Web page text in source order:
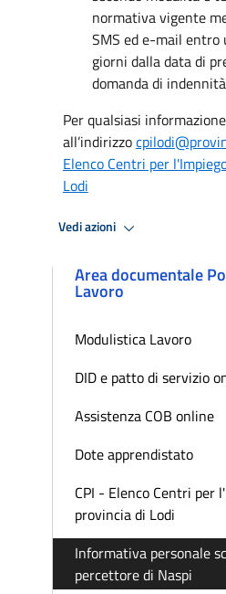
normativa vigente
SMS ed e-mail
giorni dalla data di
domanda di
Per qualsiasi
all’indirizzo
Elenco Centri per
Lodi
Vedi azioni
Area documentale
Lavoro
Modulistica Lavoro
DID e patto di servizio
Assistenza COB online
Dote apprendistato
CPI - Elenco Centri per
provincia di Lodi
Informativa personale
percettore di Naspi